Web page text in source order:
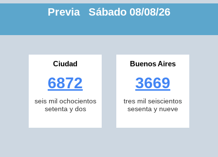
Previa Sábado 08/08/26
Ciudad
6872
seis mil ochocientos
setenta y dos
Buenos Aires
3669
tres mil seiscientos
sesenta y nueve